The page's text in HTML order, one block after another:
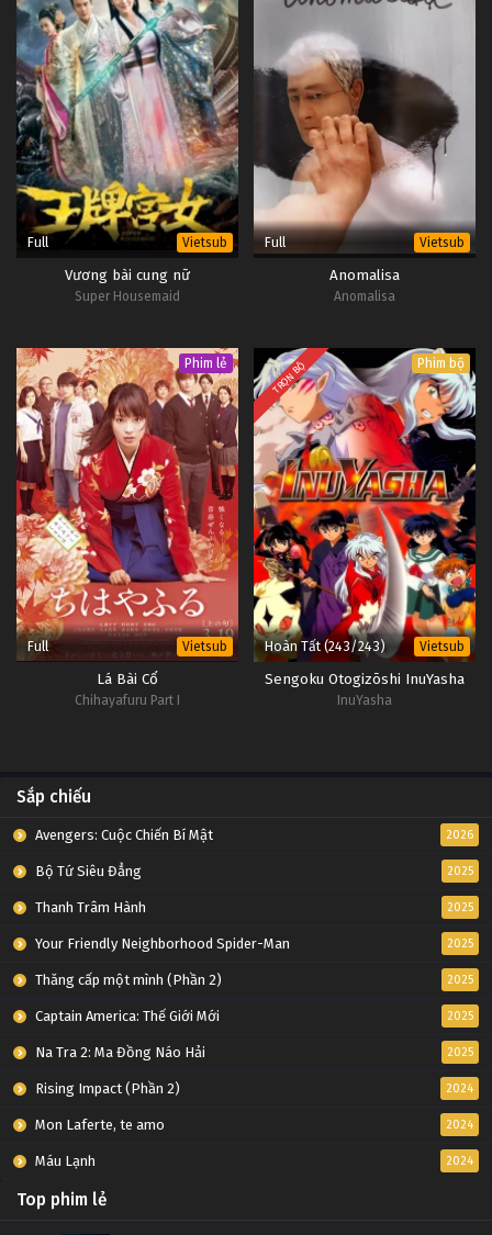
Full Vietsub
Vương bài cung nữ
Super Housemaid
Full Vietsub
Anomalisa
Anomalisa
Phim lẻ
Full Vietsub
Lá Bài Cổ
Chihayafuru Part I
TRỌN BỘ Phim bộ
Hoàn Tất (243/243) Vietsub
Sengoku Otogizōshi InuYasha
InuYasha
Sắp chiếu
Avengers: Cuộc Chiến Bí Mật 2026
Bộ Tứ Siêu Đẳng 2025
Thanh Trâm Hành 2025
Your Friendly Neighborhood Spider-Man 2025
Thăng cấp một mình (Phần 2) 2025
Captain America: Thế Giới Mới 2025
Na Tra 2: Ma Đồng Náo Hải 2025
Rising Impact (Phần 2) 2024
Mon Laferte, te amo 2024
Máu Lạnh 2024
Top phim lẻ